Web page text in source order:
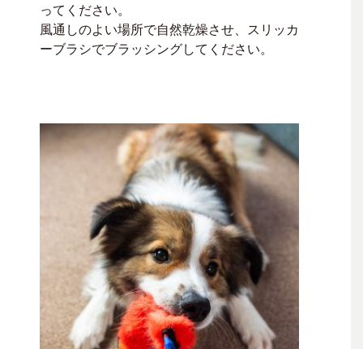
ってください。
風通しのよい場所で自然乾燥させ、スリッカ
ーブラシでブラッシングしてください。